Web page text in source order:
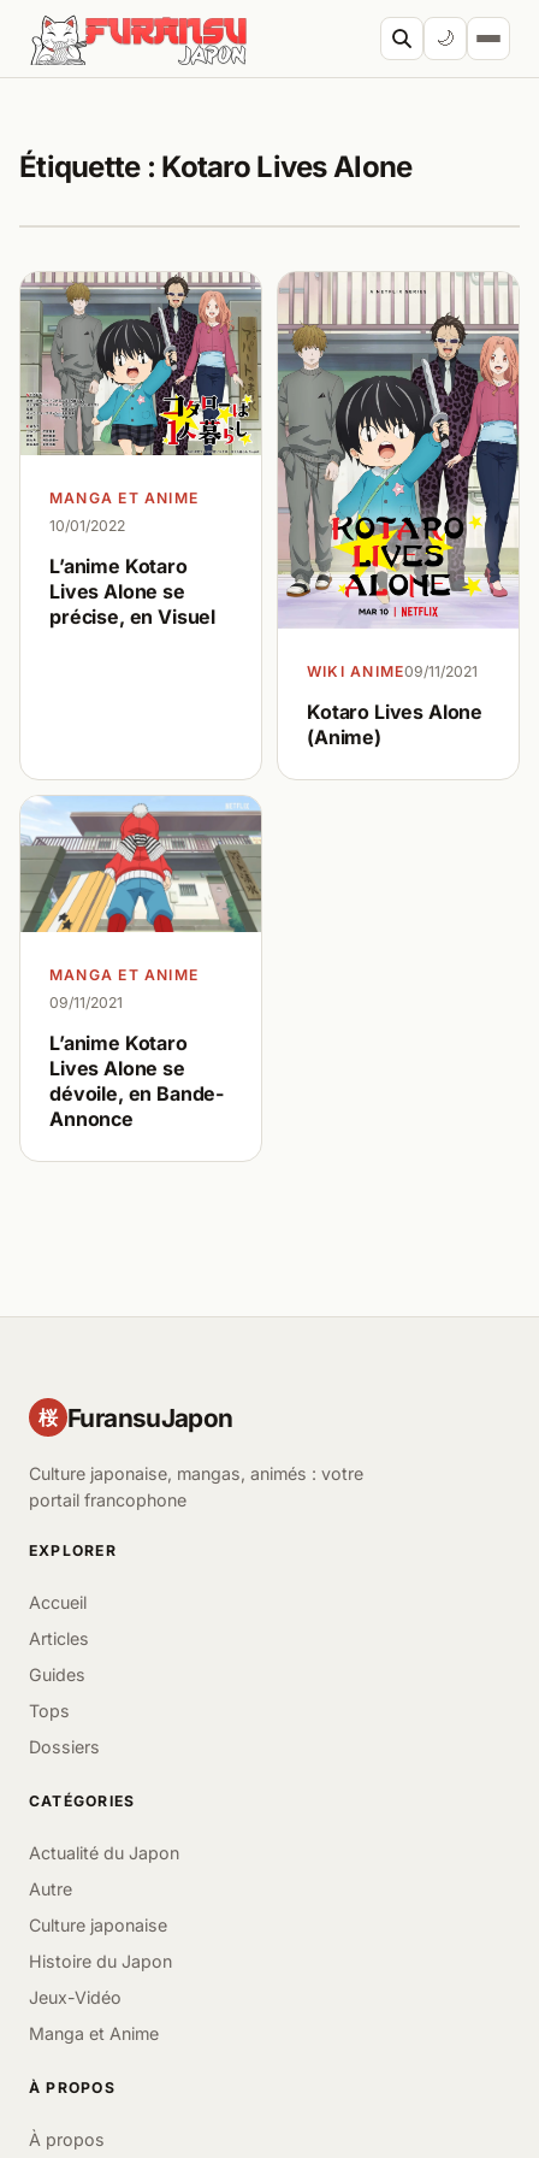
Aller au contenu
🌙
Étiquette : Kotaro Lives Alone
MANGA ET ANIME
10/01/2022
L’anime Kotaro
Lives Alone se
précise, en Visuel
WIKI ANIME09/11/2021
Kotaro Lives Alone
(Anime)
MANGA ET ANIME
09/11/2021
L’anime Kotaro
Lives Alone se
dévoile, en Bande-
Annonce
桜 FuransuJapon
Culture japonaise, mangas, animés : votre
portail francophone
EXPLORER
Accueil
Articles
Guides
Tops
Dossiers
CATÉGORIES
Actualité du Japon
Autre
Culture japonaise
Histoire du Japon
Jeux-Vidéo
Manga et Anime
À PROPOS
À propos